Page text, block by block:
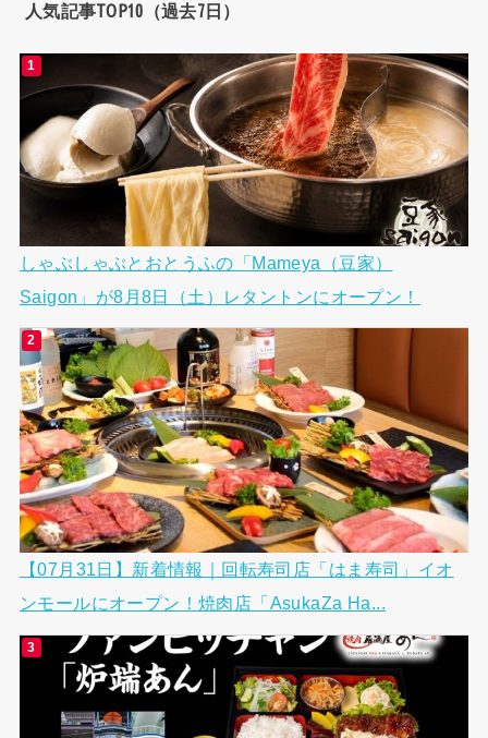
人気記事TOP10（過去7日）
しゃぶしゃぶとおとうふの「Mameya（豆家）
Saigon」が8月8日（土）レタントンにオープン！
【07月31日】新着情報｜回転寿司店「はま寿司」イオ
ンモールにオープン！焼肉店「AsukaZa Ha...